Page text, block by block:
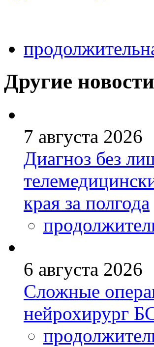
Другие новости
7 августа 2026
Диагноз без
края за полгода
6 августа 2026
Сложные
нейрохирург